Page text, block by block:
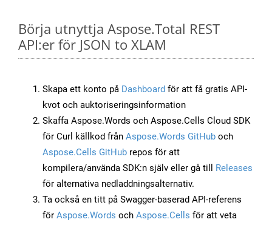
Börja utnyttja Aspose.Total REST
API:er för JSON to XLAM
Skapa ett konto på Dashboard för att få gratis API-
kvot och auktoriseringsinformation
Skaffa Aspose.Words och Aspose.Cells Cloud SDK
för Curl källkod från Aspose.Words GitHub och
Aspose.Cells GitHub repos för att
kompilera/använda SDK:n själv eller gå till Releases
för alternativa nedladdningsalternativ.
Ta också en titt på Swagger-baserad API-referens
för Aspose.Words och Aspose.Cells för att veta